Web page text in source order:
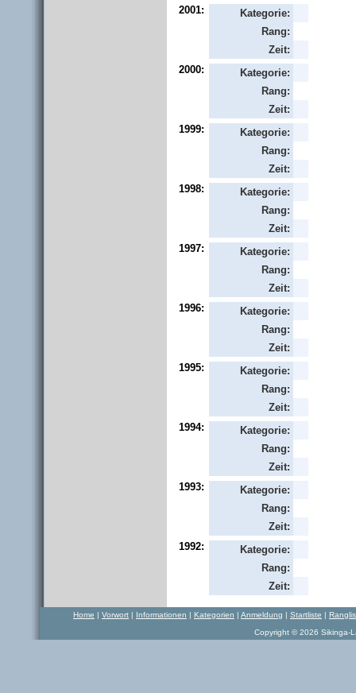
2001:
Kategorie:
Rang:
Zeit:
2000:
Kategorie:
Rang:
Zeit:
1999:
Kategorie:
Rang:
Zeit:
1998:
Kategorie:
Rang:
Zeit:
1997:
Kategorie:
Rang:
Zeit:
1996:
Kategorie:
Rang:
Zeit:
1995:
Kategorie:
Rang:
Zeit:
1994:
Kategorie:
Rang:
Zeit:
1993:
Kategorie:
Rang:
Zeit:
1992:
Kategorie:
Rang:
Zeit:
Home | Vorwort | Informationen | Kategorien | Anmeldung | Startliste |
Copyright © 2026 Sikinga-